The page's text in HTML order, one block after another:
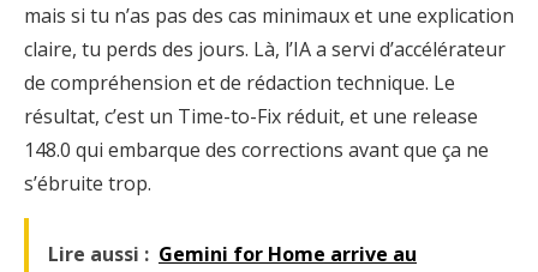
mais si tu n’as pas des cas minimaux et une explication
claire, tu perds des jours. Là, l’IA a servi d’accélérateur
de compréhension et de rédaction technique. Le
résultat, c’est un Time-to-Fix réduit, et une release
148.0 qui embarque des corrections avant que ça ne
s’ébruite trop.
Lire aussi : Gemini for Home arrive au